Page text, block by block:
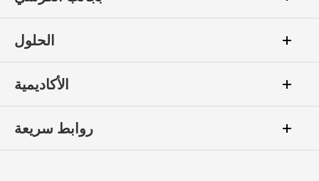
الحلول
الأكاديمية
روابط سريعة